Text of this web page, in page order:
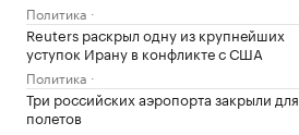
Политика
Reuters раскрыл одну из крупнейших
уступок Ирану в конфликте с США
Политика
Три российских аэропорта закрыли для
полетов